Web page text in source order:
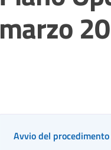
marzo
Avvio del procedimento